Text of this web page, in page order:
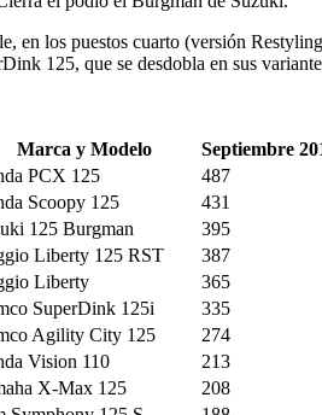
en los puestos cuarto (versión
125, que se desdobla en sus
Marca y Modelo Septiembre
PCX 125 487
Scoopy 125 431
125 Burgman 395
Liberty 125 RST 387
Liberty 365
SuperDink 125i 335
Agility City 125 274
Vision 110 213
X-Max 125 208